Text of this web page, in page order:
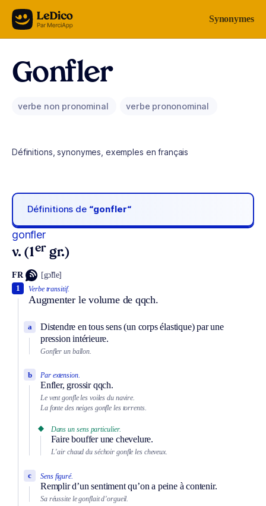
Aller au contenu Synonymes
Gonfler
verbe non pronominal verbe prononominal
Définitions, synonymes, exemples en français
Définitions de “gonfler“
gonfler
v. (1er gr.)
FR [gɔ̃fle]
Verbe transitif.
Augmenter le volume de qqch.
1
Distendre en tous sens (un corps élastique) par une
pression intérieure.
a
Gonfler un ballon.
Par extension.
Enfler, grossir qqch.
b
Le vent gonfle les voiles du navire.
La fonte des neiges gonfle les torrents.
Dans un sens particulier.
Faire bouffer une chevelure.
L’air chaud du séchoir gonfle les cheveux.
Sens figuré.
Remplir d’un sentiment qu’on a peine à contenir.
c
Sa réussite le gonflait d’orgueil.